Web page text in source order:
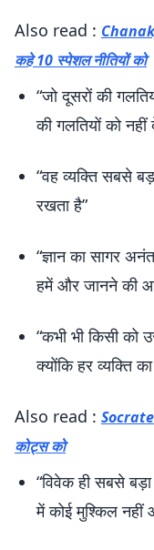
Also read :
कहे 10 स्पेशल नीतियों को
“जो दूसरों की
की गलतियों को नहीं
“वह व्यक्ति सबसे
रखता है”
“ज्ञान का सागर
हमें और जानने की
“कभी भी किसी को
क्योंकि हर व्यक्ति
Also read :
कोट्स को
“विवेक ही सबसे
में कोई मुश्किल नहीं